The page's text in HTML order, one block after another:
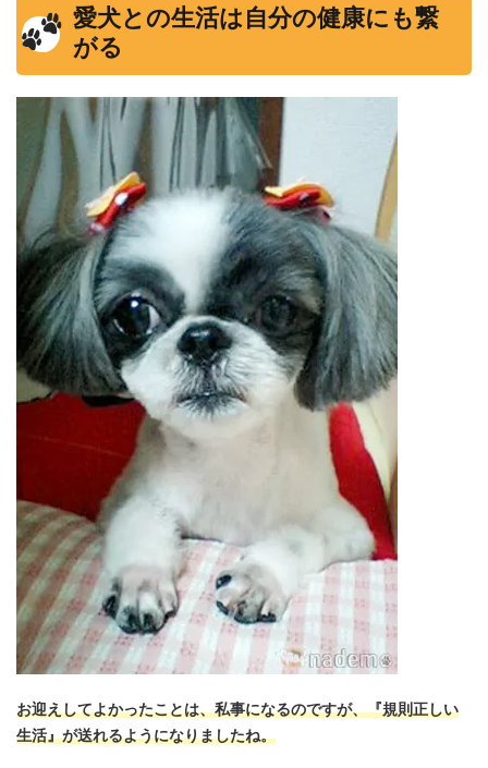
愛犬との生活は自分の健康にも繋
がる
お迎えしてよかったことは、私事になるのですが、『規則正しい
生活』が送れるようになりましたね。